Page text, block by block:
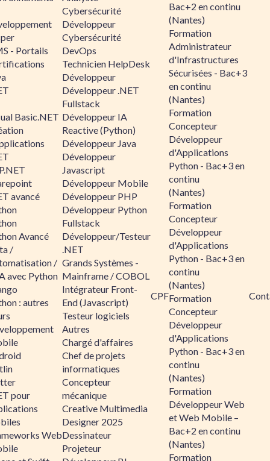
- Portails
Basic.NET
avancé
Avancé
/
/
avec Python
: autres
pour
Web
Cybersécurité
Développeur
Cybersécurité
DevOps
Technicien HelpDesk
Développeur
Développeur .NET
Fullstack
Développeur IA
Reactive (Python)
Développeur Java
Développeur
Javascript
Développeur Mobile
Développeur PHP
Développeur Python
Fullstack
Développeur/Testeur
.NET
Grands Systèmes -
Mainframe / COBOL
Intégrateur Front-
End (Javascript)
Testeur logiciels
Autres
Chargé d'affaires
Chef de projets
informatiques
Concepteur
mécanique
Creative Multimedia
Designer 2025
Dessinateur
Projeteur
CPF
Bac+2 en continu
(Nantes)
Formation
Administrateur
d'Infrastructures
Sécurisées - Bac+3
en continu
(Nantes)
Formation
Concepteur
Développeur
d'Applications
Python - Bac+3 en
continu
(Nantes)
Formation
Concepteur
Développeur
d'Applications
Python - Bac+3 en
continu
(Nantes)
Formation
Concepteur
Développeur
d'Applications
Python - Bac+3 en
continu
(Nantes)
Formation
Développeur Web
et Web Mobile –
Bac+2 en continu
(Nantes)
Formation